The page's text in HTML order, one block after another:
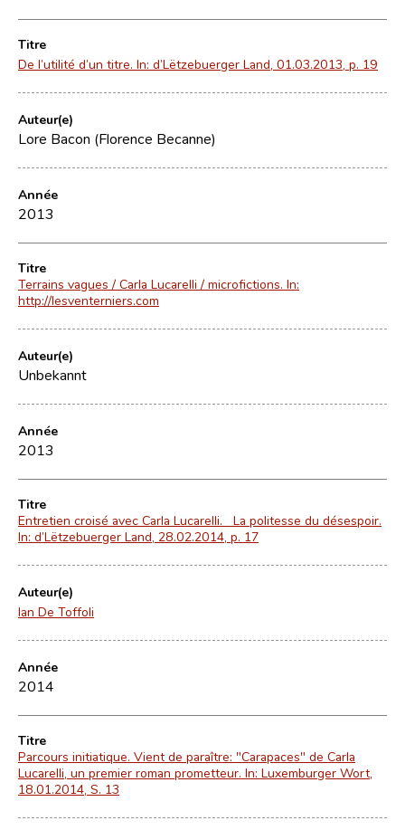
Titre
De l’utilité d’un titre. In: d’Lëtzebuerger Land, 01.03.2013, p. 19
Auteur(e)
Lore Bacon (Florence Becanne)
Année
2013
Titre
Terrains vagues / Carla Lucarelli / microfictions. In:
http://lesventerniers.com
Auteur(e)
Unbekannt
Année
2013
Titre
Entretien croisé avec Carla Lucarelli. La politesse du désespoir.
In: d’Lëtzebuerger Land, 28.02.2014, p. 17
Auteur(e)
Ian De Toffoli
Année
2014
Titre
Parcours initiatique. Vient de paraître: "Carapaces" de Carla
Lucarelli, un premier roman prometteur. In: Luxemburger Wort,
18.01.2014, S. 13